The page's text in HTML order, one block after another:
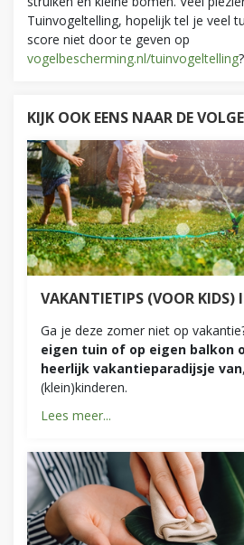
Tuinvogeltelling, hopelijk tel je veel
score niet door te geven op
vogelbescherming.nl/tuinvogeltelling?
KIJK OOK EENS NAAR DE
VAKANTIETIPS (VOOR KIDS)
Ga je deze zomer niet op
eigen tuin of op eigen balkon
heerlijk vakantieparadijsje van
(klein)kinderen.
Lees meer...